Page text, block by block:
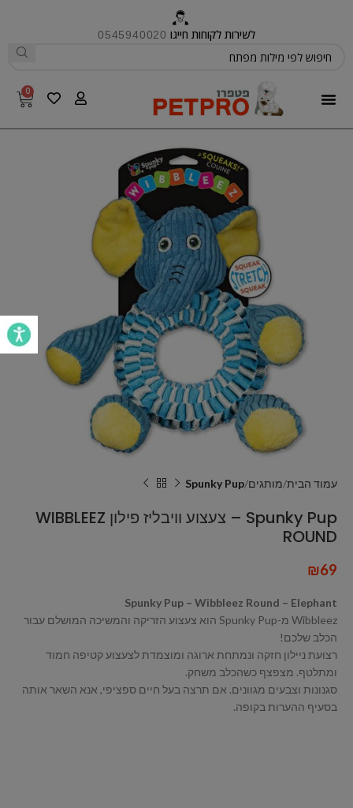
לשירות לקוחות חייגו 0545940020
0
עמוד הבית מותגים Spunky Pup
Spunky Pup – צעצוע וויבליז פילון WIBBLEEZ
ROUND
₪69
Spunky Pup – Wibbleez Round – Elephant
Wibbleez מ-Spunky Pup הוא צעצוע הזריקה והמשיכה המושלם עבור
הכלב שלכם!
רצועת ניילון חזקה ונמתחת ארוגה ומוצמדת לצעצוע קטיפה חמוד
ומתלטף. מצפצף כשהכלב משחק.
סגנונות וצבעים מגוונים. אם תרצה בעל חיים ספציפי, אנא השאר אותה
בסעיף ההערות בקופה.